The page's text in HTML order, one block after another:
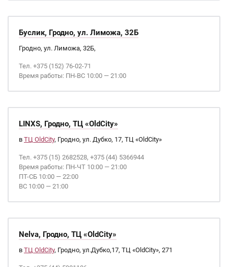
Буслик, Гродно, ул. Лиможа, 32Б
Гродно, ул. Лиможа, 32Б,
Тел. +375 (152) 76-02-71
Время работы: ПН-ВС 10:00 — 21:00
LINXS, Гродно, ТЦ «OldCity»
в ТЦ OldCity, Гродно, ул. Дубко, 17, ТЦ «OldCity»
Тел. +375 (15) 2682528, +375 (44) 5366944
Время работы: ПН-ЧТ 10:00 — 21:00
ПТ-СБ 10:00 — 22:00
ВС 10:00 — 21:00
Nelva, Гродно, ТЦ «OldCity»
в ТЦ OldCity, Гродно, ул.Дубко,17, ТЦ «OldCity», 271